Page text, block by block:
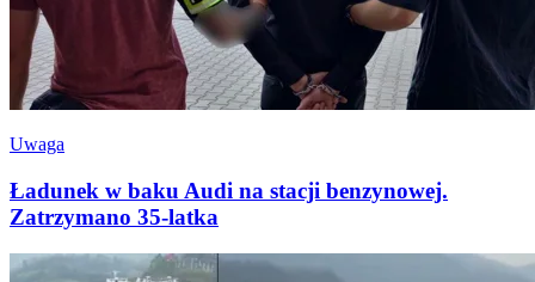
Uwaga
Ładunek w baku Audi na stacji benzynowej.
Zatrzymano 35-latka